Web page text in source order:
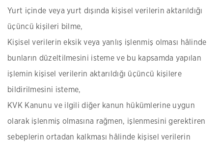
Yurt içinde veya yurt dışında kişisel verilerin aktarıldığı
üçüncü kişileri bilme,
Kişisel verilerin eksik veya yanlış işlenmiş olması hâlinde
bunların düzeltilmesini isteme ve bu kapsamda yapılan
işlemin kişisel verilerin aktarıldığı üçüncü kişilere
bildirilmesini isteme,
KVK Kanunu ve ilgili diğer kanun hükümlerine uygun
olarak işlenmiş olmasına rağmen, işlenmesini gerektiren
sebeplerin ortadan kalkması hâlinde kişisel verilerin